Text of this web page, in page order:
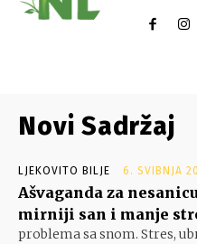
Novi Sadržaj
LJEKOVITO BILJE 6. SVIBNJA
Ašvaganda za
mirniji san i manje
problema sa snom. Stres,